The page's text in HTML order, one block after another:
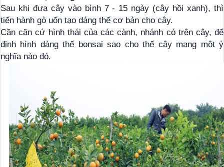
Sau khi đưa cây vào bình 7 - 15 ngày (cây hồi xanh), thì
tiến hành gò uốn tạo dáng thế cơ bản cho cây.
Cần căn cứ hình thái của các cành, nhánh có trên cây, để
định hình dáng thế bonsai sao cho thế cây mang một ý
nghĩa nào đó.